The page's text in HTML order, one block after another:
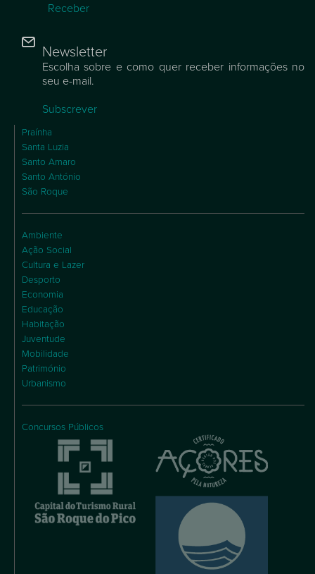
Receber
Newsletter
Escolha sobre e como quer receber informações no
seu e-mail.
Subscrever
Praínha
Santa Luzia
Santo Amaro
Santo António
São Roque
Ambiente
Ação Social
Cultura e Lazer
Desporto
Economia
Educação
Habitação
Juventude
Mobilidade
Património
Urbanismo
Concursos Públicos